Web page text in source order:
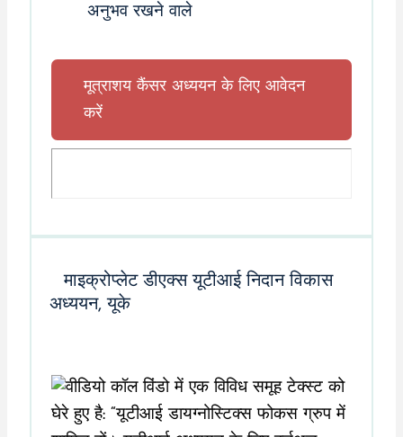
अनुभव रखने वाले
मूत्राशय कैंसर अध्ययन के लिए आवेदन
करें
माइक्रोप्लेट डीएक्स यूटीआई निदान विकास
अध्ययन, यूके